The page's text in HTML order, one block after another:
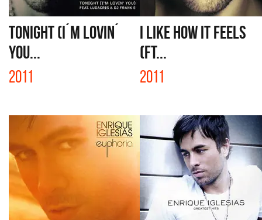
TONIGHT (I´M LOVIN´
YOU...
2011
I LIKE HOW IT FEELS
(FT...
2011